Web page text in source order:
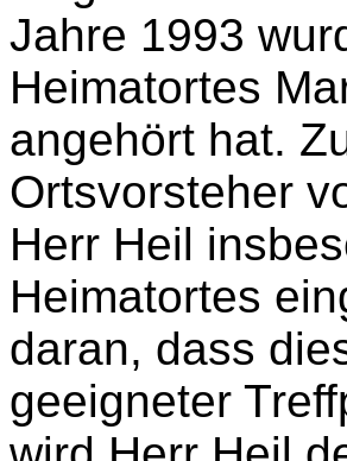
Jahre 1993
Heimatortes
angehört hat.
Ortsvorsteher
Herr Heil
Heimatortes
daran, dass
geeigneter